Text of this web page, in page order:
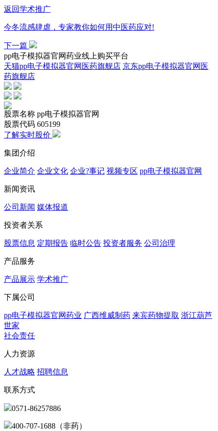
返回学术推广
今冬流感肆虐，专家教你如何用中医药应对!
下一篇
pp电子模拟器官网药业线上购买平台
天猫pp电子模拟器官网医药旗舰店 京东pp电子模拟器官网医
药旗舰店
股票名称 pp电子模拟器官网
股票代码 605199
了解实时股价
集团介绍
企业简介 企业文化 企业?事记 视频专区 pp电子模拟器官网
新闻资讯
公司新闻 媒体报道
投资者关系
股票信息 定期报告 临时公告 投资者服务 公司治理
产品服务
产品展示 学术推广
下属公司
pp电子模拟器官网药业 广西维威制药 来宾药物提取 浙江葫芦
世家
社会责任
人力资源
人才战略 招聘信息
联系方式
0571-86257886
400-707-1688（非药）